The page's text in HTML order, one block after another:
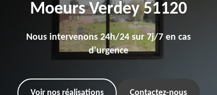
Moeurs Verdey 51120
Nous intervenons 24h/24 sur 7j/7 en cas
d'urgence
Voir nos réalisations Contactez-nous